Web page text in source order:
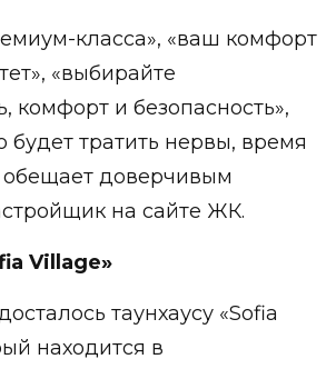
класса», «ваш комфорт
«выбирайте
комфорт и безопасность»,
будет тратить нервы, время
обещает доверчивым
на сайте ЖК.
Village»
таунхаусу «Sofia
находится в